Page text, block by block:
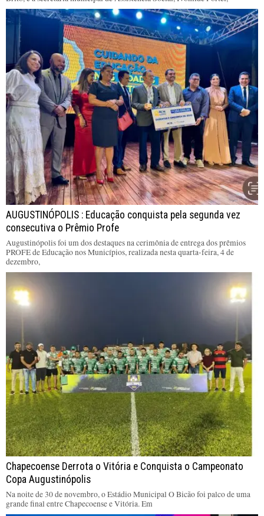
AUGUSTINÓPOLIS : Educação conquista pela segunda vez
consecutiva o Prêmio Profe
Augustinópolis foi um dos destaques na cerimônia de entrega dos prêmios
PROFE de Educação nos Municípios, realizada nesta quarta-feira, 4 de
dezembro,
Chapecoense Derrota o Vitória e Conquista o Campeonato
Copa Augustinópolis
Na noite de 30 de novembro, o Estádio Municipal O Bicão foi palco de uma
grande final entre Chapecoense e Vitória. Em